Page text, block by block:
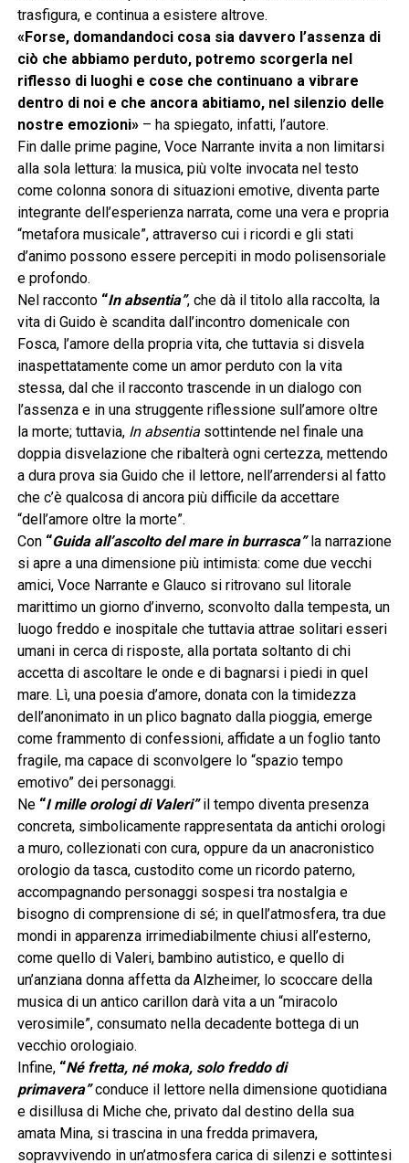
trasfigura, e continua a esistere altrove.
«Forse, domandandoci cosa sia davvero l’assenza di
ciò che abbiamo perduto, potremo scorgerla nel
riflesso di luoghi e cose che continuano a vibrare
dentro di noi e che ancora abitiamo, nel silenzio delle
nostre emozioni»– ha spiegato, infatti, l’autore.
Fin dalle prime pagine, Voce Narrante invita a non limitarsi
alla sola lettura: la musica, più volte invocata nel testo
come colonna sonora di situazioni emotive, diventa parte
integrante dell’esperienza narrata, come una vera e propria
“metafora musicale”, attraverso cui i ricordi e gli stati
d’animo possono essere percepiti in modo polisensoriale
e profondo.
Nel racconto “In absentia”, che dà il titolo alla raccolta, la
vita di Guido è scandita dall’incontro domenicale con
Fosca, l’amore della propria vita, che tuttavia si disvela
inaspettatamente come un amor perduto con la vita
stessa, dal che il racconto trascende in un dialogo con
l’assenza e in una struggente riflessione sull’amore oltre
la morte; tuttavia, In absentiasottintende nel finale una
doppia disvelazione che ribalterà ogni certezza, mettendo
a dura prova sia Guido che il lettore, nell’arrendersi al fatto
che c’è qualcosa di ancora più difficile da accettare
“dell’amore oltre la morte”.
Con “Guida all’ascolto del mare in burrasca”la narrazione
si apre a una dimensione più intimista: come due vecchi
amici, Voce Narrante e Glauco si ritrovano sul litorale
marittimo un giorno d’inverno, sconvolto dalla tempesta, un
luogo freddo e inospitale che tuttavia attrae solitari esseri
umani in cerca di risposte, alla portata soltanto di chi
accetta di ascoltare le onde e di bagnarsi i piedi in quel
mare. Lì, una poesia d’amore, donata con la timidezza
dell’anonimato in un plico bagnato dalla pioggia, emerge
come frammento di confessioni, affidate a un foglio tanto
fragile, ma capace di sconvolgere lo “spazio tempo
emotivo” dei personaggi.
Ne “I mille orologi di Valeri”il tempo diventa presenza
concreta, simbolicamente rappresentata da antichi orologi
a muro, collezionati con cura, oppure da un anacronistico
orologio da tasca, custodito come un ricordo paterno,
accompagnando personaggi sospesi tra nostalgia e
bisogno di comprensione di sé; in quell’atmosfera, tra due
mondi in apparenza irrimediabilmente chiusi all’esterno,
come quello di Valeri, bambino autistico, e quello di
un’anziana donna affetta da Alzheimer, lo scoccare della
musica di un antico carillon darà vita a un “miracolo
verosimile”, consumato nella decadente bottega di un
vecchio orologiaio.
Infine, “Né fretta, né moka, solo freddo di
primavera” conduce il lettore nella dimensione quotidiana
e disillusa di Miche che, privato dal destino della sua
amata Mina, si trascina in una fredda primavera,
sopravvivendo in un’atmosfera carica di silenzi e sottintesi